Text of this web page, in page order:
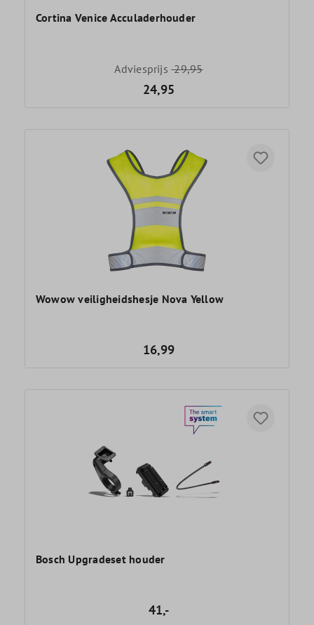
Cortina Venice Acculaderhouder
Adviesprijs29,95
24,95
Wowow veiligheidshesje Nova Yellow
16,99
Bosch Upgradeset houder
41,-